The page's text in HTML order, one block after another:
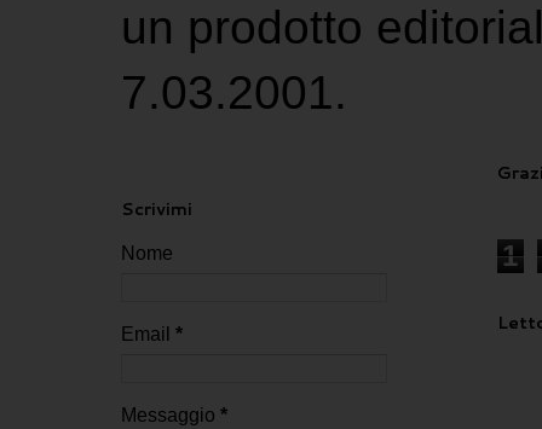
un prodotto
7.03.2001.
Scrivimi
Nome
Email *
Messaggio *
1